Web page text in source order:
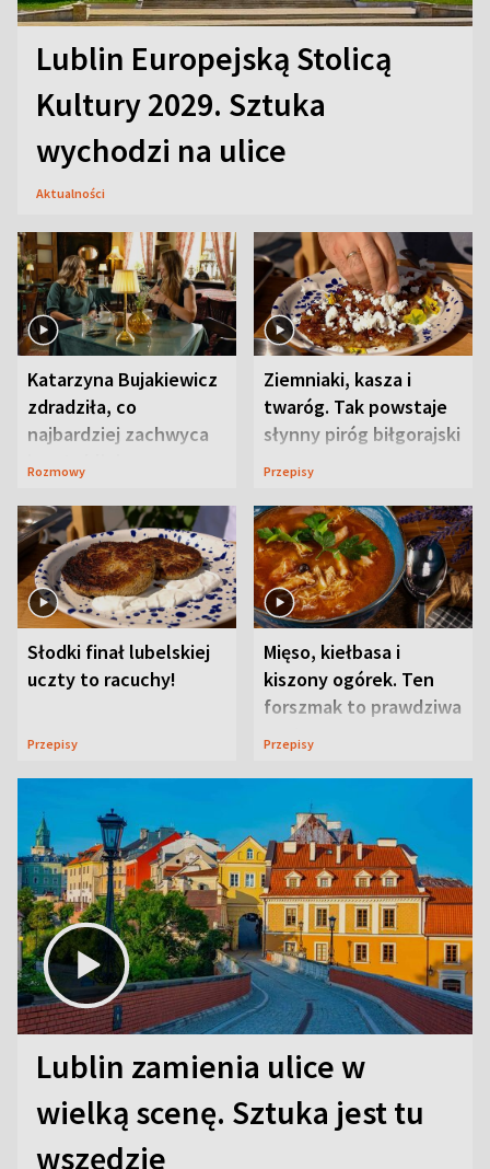
Lublin Europejską Stolicą
Kultury 2029. Sztuka
wychodzi na ulice
Aktualności
Katarzyna Bujakiewicz
zdradziła, co
najbardziej zachwyca
ją w Lublinie
Rozmowy
Ziemniaki, kasza i
twaróg. Tak powstaje
słynny piróg biłgorajski
Przepisy
Słodki finał lubelskiej
uczty to racuchy!
Przepisy
Mięso, kiełbasa i
kiszony ogórek. Ten
forszmak to prawdziwa
uczta
Przepisy
Lublin zamienia ulice w
wielką scenę. Sztuka jest tu
wszędzie